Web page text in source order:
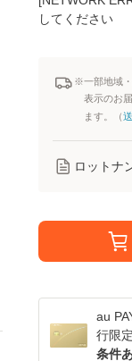
してください
※一部地域
表示のお
ます。（
ロットナ
au
行限定
条件